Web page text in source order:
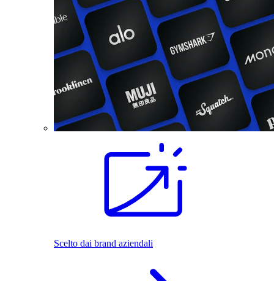
Scelto dai brand aziendali